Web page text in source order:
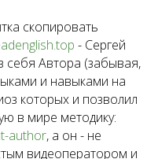
скопировать
- Сергей
себя Автора (забывая,
и навыками на
которых и позволил
в мире методику:
author, а он - не
видеоператором и